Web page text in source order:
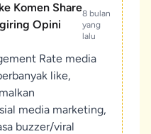
Komen Share
Opini
8 bulan
yang
lalu
Rate media
like,
media marketing,
buzzer/viral